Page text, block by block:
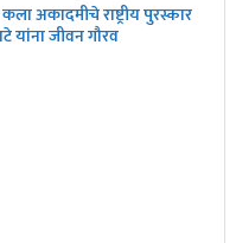
अकादमीचे राष्ट्रीय पुरस्कार
यांना जीवन गौरव